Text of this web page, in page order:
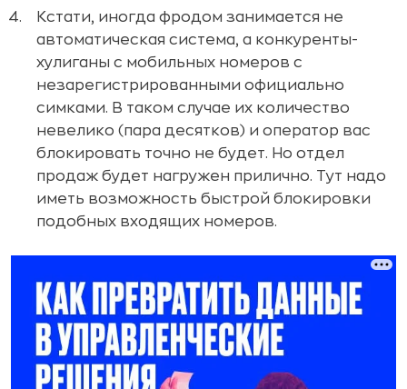
Кстати, иногда фродом занимается не
автоматическая система, а конкуренты-
хулиганы с мобильных номеров с
незарегистрированными официально
симками. В таком случае их количество
невелико (пара десятков) и оператор вас
блокировать точно не будет. Но отдел
продаж будет нагружен прилично. Тут надо
иметь возможность быстрой блокировки
подобных входящих номеров.